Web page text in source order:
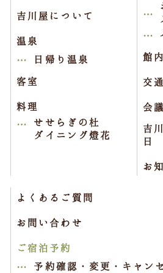
吉川屋について
温泉
日帰り温泉
客室
料理
せせらぎの杜
ダイニング燈花
館内
交
会
吉
日
お
よくあるご質問
お問い合わせ
ご宿泊予約
予約確認・変更・キャン